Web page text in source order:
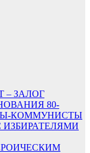
– ЗАЛОГ
80-
КОММУНИСТЫ